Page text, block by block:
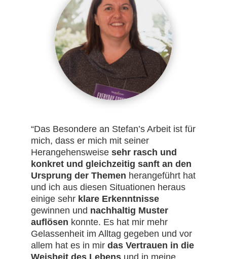
“Das Besondere an Stefan’s Arbeit ist für
mich, dass er mich mit seiner
Herangehensweise sehr rasch und
konkret und gleichzeitig sanft an den
Ursprung der Themen herangeführt hat
und ich aus diesen Situationen heraus
einige sehr klare Erkenntnisse
gewinnen und nachhaltig Muster
auflösen konnte. Es hat mir mehr
Gelassenheit im Alltag gegeben und vor
allem hat es in mir das Vertrauen in die
Weisheit des Lebensund in meine